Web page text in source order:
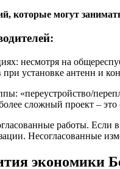
которые могут
несмотря на
установке антенн и
«переустройство/
сложный проект –
работы.
Несогласованные
экономики